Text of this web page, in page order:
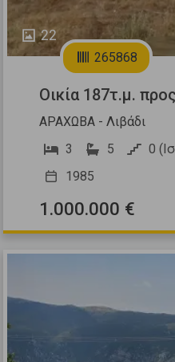
22
265868
Οικία 187τ.μ.
ΑΡΑΧΩΒΑ - Λιβάδι
3
5 0
1985
1.000.000 €